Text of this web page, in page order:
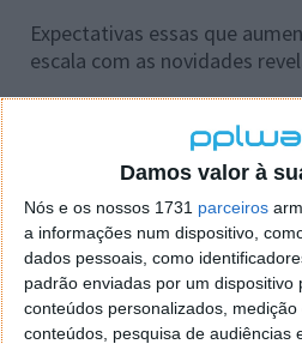
Damos valor à
Nós e os nossos 1731 parceiros
a informações num dispositivo,
dados pessoais, como
padrão enviadas por um dispositivo
conteúdos personalizados,
conteúdos, pesquisa de audiências
Expectativas essas que
escala com as novidades